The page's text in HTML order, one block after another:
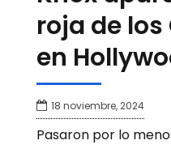
roja de
en
18 noviembre, 2024
Pasaron por lo